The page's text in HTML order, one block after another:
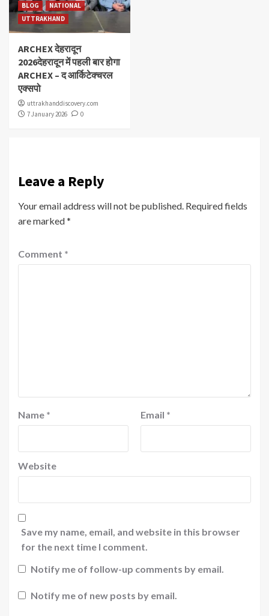
BLOG
NATIONAL
UTTRAKHAND
ARCHEX देहरादून
2026देहरादून में पहली बार होगा
ARCHEX – द आर्किटेक्चरल
एक्सपो
uttrakhanddiscovery.com
7 January 2026
0
Leave a Reply
Your email address will not be published. Required fields
are marked*
Comment *
Name * Email *
Website
Save my name, email, and website in this browser
for the next time I comment.
Notify me of follow-up comments by email.
Notify me of new posts by email.